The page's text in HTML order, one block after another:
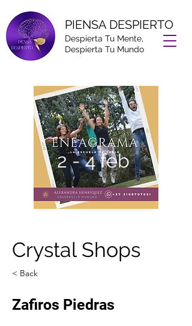
PIENSA DESPIERTO
Despierta Tu Mente,
Despierta Tu Mundo
2 - 4 feb
Crystal Shops
< Back
Zafiros Piedras